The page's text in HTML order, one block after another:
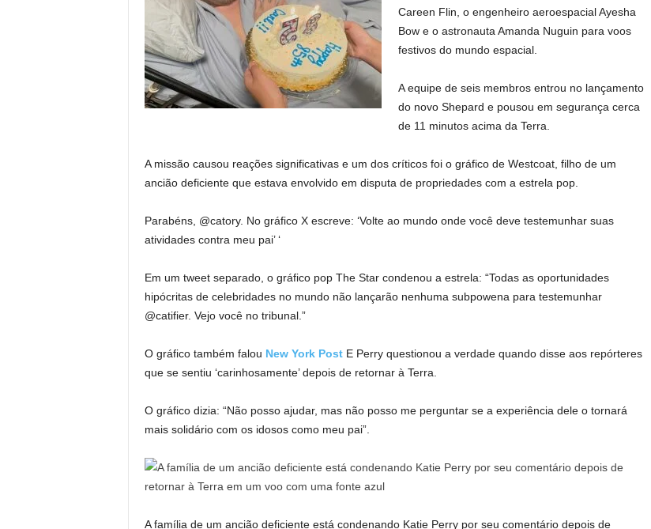
Careen Flin, o engenheiro aeroespacial Ayesha
Bow e o astronauta Amanda Nuguin para voos
festivos do mundo espacial.
A equipe de seis membros entrou no lançamento
do novo Shepard e pousou em segurança cerca
de 11 minutos acima da Terra.
A missão causou reações significativas e um dos críticos foi o gráfico de Westcoat, filho de um
ancião deficiente que estava envolvido em disputa de propriedades com a estrela pop.
Parabéns, @catory. No gráfico X escreve: ‘Volte ao mundo onde você deve testemunhar suas
atividades contra meu pai’ ‘
Em um tweet separado, o gráfico pop The Star condenou a estrela: “Todas as oportunidades
hipócritas de celebridades no mundo não lançarão nenhuma subpowena para testemunhar
@catifier. Vejo você no tribunal.”
O gráfico também falou New York PostE Perry questionou a verdade quando disse aos repórteres
que se sentiu ‘carinhosamente’ depois de retornar à Terra.
O gráfico dizia: “Não posso ajudar, mas não posso me perguntar se a experiência dele o tornará
mais solidário com os idosos como meu pai”.
A família de um ancião deficiente está condenando Katie Perry por seu comentário depois de